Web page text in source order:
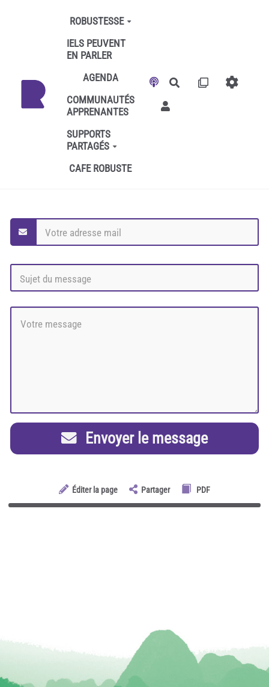
Aller au contenu principal
ROBUSTESSE
IELS PEUVENT
EN PARLER
AGENDA
COMMUNAUTÉS
APPRENANTES
SUPPORTS
PARTAGÉS
CAFE ROBUSTE
Rechercher
Envoyer le message
Éditer la page Partager PDF